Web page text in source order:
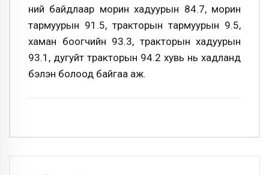
ний байдлаар морин хадуурын 84.7, морин
тармуурын 91.5, тракторын тармуурын 9.5,
хаман боогчийн 93.3, тракторын хадуурын
93.1, дугуйт тракторын 94.2 хувь нь хадланд
бэлэн болоод байгаа аж.